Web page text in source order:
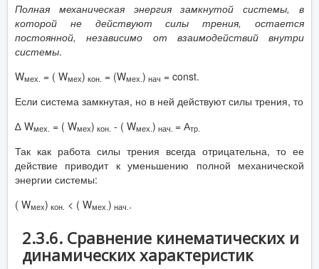
Полная механическая энергия замкнутой системы, в
которой не действуют силы трения, остается
постоянной, независимо от взаимодействий внутри
системы.
Wмех. = ( Wмех) кон. = (Wмех.) нач = const.
Если система замкнутая, но в ней действуют силы трения, то
∆ Wмех. = ( Wмех) кон. - ( Wмех.) нач. = Атр.
Так как работа силы трения всегда отрицательна, то ее
действие приводит к уменьшению полной механической
энергии системы:
( Wмех) кон. < ( Wмех.) нач..
2.3.6. Сравнение кинематических и
динамических характеристик